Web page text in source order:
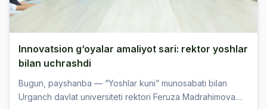
Innovatsion g‘oyalar amaliyot sari: rektor yoshlar
bilan uchrashdi
Bugun, payshanba — “Yoshlar kuni” munosabati bilan
Urganch davlat universiteti rektori Feruza Madrahimova